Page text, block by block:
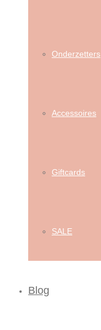
Onderzetters
Accessoires
Giftcards
SALE
Blog